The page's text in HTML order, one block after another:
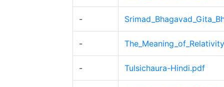
-
-
- Tulsichaura-Hindi.pdf